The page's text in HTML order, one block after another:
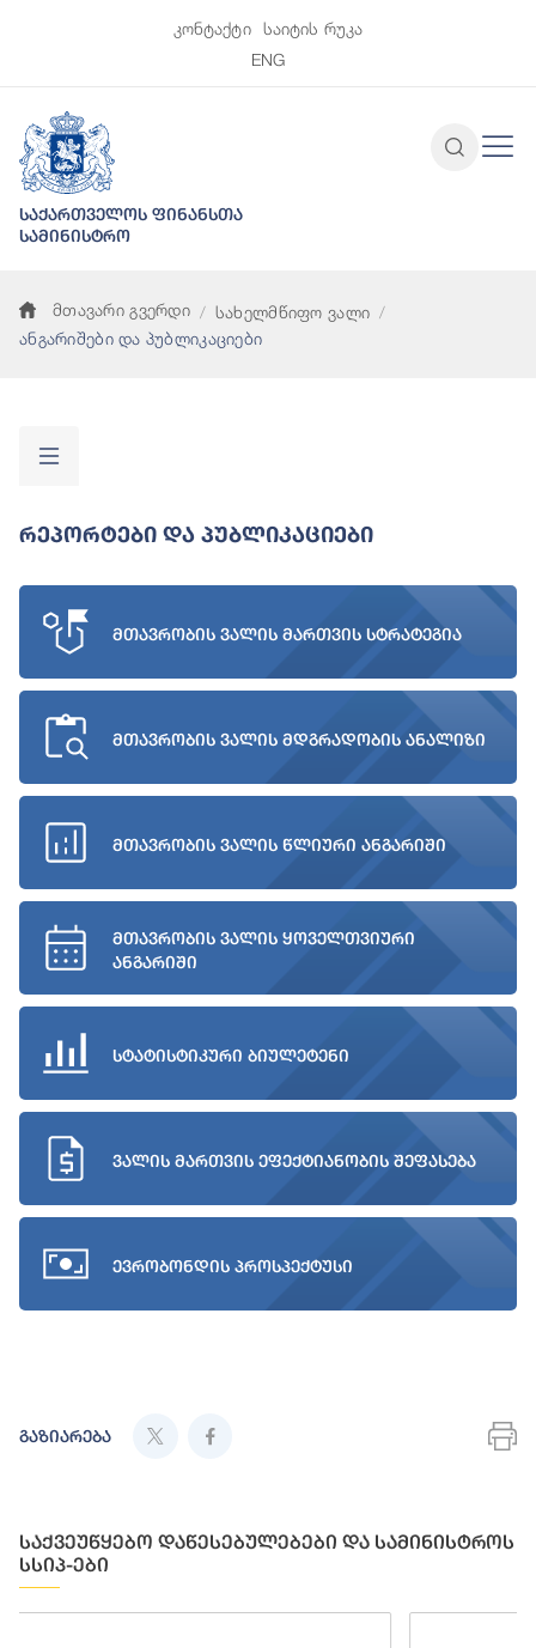
კონტაქტი
საიტის რუკა
ENG
საქართველოს ფინანსთა
სამინისტრო
მთავარი გვერდი
სახელმწიფო ვალი
ანგარიშები და პუბლიკაციები
Რეპორტები Და Პუბლიკაციები
მთავრობის ვალის მართვის სტრატეგია
მთავრობის ვალის მდგრადობის ანალიზი
მთავრობის ვალის წლიური ანგარიში
მთავრობის ვალის ყოველთვიური
ანგარიში
სტატისტიკური ბიულეტენი
ვალის მართვის ეფექტიანობის შეფასება
ევრობონდის პროსპექტუსი
გაზიარება
საქვეუწყებო დაწესებულებები და სამინისტროს
სსიპ-ები